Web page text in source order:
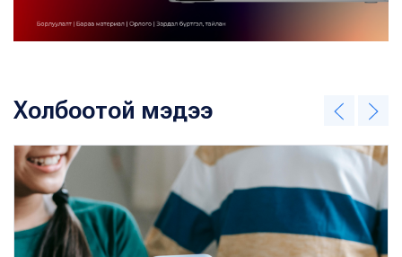
Холбоотой мэдээ